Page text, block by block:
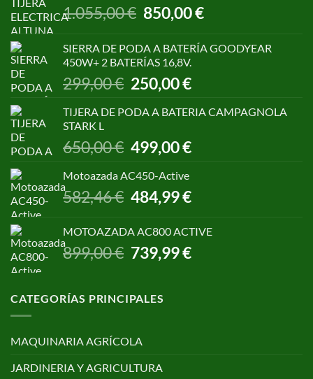
1.055,00€ El
precio
era:
1.055,00 €.
850,00€El
es:
SIERRA DE PODA A BATERÍA GOODYEAR
450W+ 2 BATERÍAS 16,8V.
299,00€ El
precio
original
299,00 €.
250,00€El
actual
250,00 €.
TIJERA DE PODA A BATERIA CAMPAGNOLA
STARK L
650,00€
El
precio
original
650,00 €.
499,00€El
499,00 €.
Motoazada AC450-Active
582,46€
El
precio
era:
582,46 €.
484,99€El
es:
484,99 €.
MOTOAZADA AC800 ACTIVE
899,00€ El
precio
era:
739,99€El
CATEGORÍAS PRINCIPALES
MAQUINARIA AGRÍCOLA
JARDINERIA Y AGRICULTURA